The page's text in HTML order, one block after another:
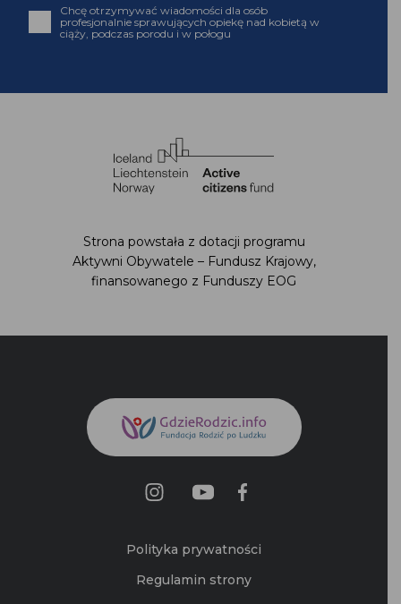
Chcę otrzymywać wiadomości dla osób
profesjonalnie sprawujących opiekę nad kobietą w
ciąży, podczas porodu i w połogu
Strona powstała z dotacji programu
Aktywni Obywatele – Fundusz Krajowy,
finansowanego z Funduszy EOG
Polityka prywatności
Regulamin strony